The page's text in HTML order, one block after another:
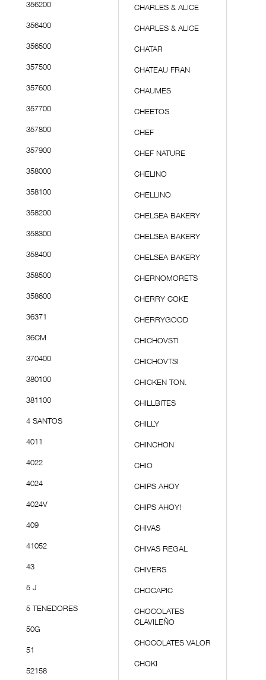
356200
356400
356500
357500
357600
357700
357800
357900
358000
358100
358200
358300
358400
358500
358600
36371
36CM
370400
380100
381100
4 SANTOS
4011
4022
4024
4024V
409
41052
43
5 J
5 TENEDORES
50G
51
52158
CHARLES & ALICE
CHARLES & ALICE
CHATAR
CHATEAU FRAN
CHAUMES
CHEETOS
CHEF
CHEF NATURE
CHELINO
CHELLINO
CHELSEA BAKERY
CHELSEA BAKERY
CHELSEA BAKERY
CHERNOMORETS
CHERRY COKE
CHERRYGOOD
CHICHOVSTI
CHICHOVTSI
CHICKEN TON.
CHILLBITES
CHILLY
CHINCHON
CHIO
CHIPS AHOY
CHIPS AHOY!
CHIVAS
CHIVAS REGAL
CHIVERS
CHOCAPIC
CHOCOLATES
CLAVILEÑO
CHOCOLATES VALOR
CHOKI